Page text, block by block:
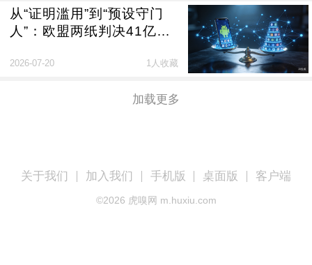
从“证明滥用”到“预设守门
人”：欧盟两纸判决41亿罚
2026-07-20 1人收藏
加载更多
关于我们 加入我们 手机版 桌面版 客户端
©2026 虎嗅网 m.huxiu.com